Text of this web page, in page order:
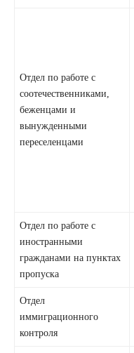
Отдел по работе с
соотечественниками,
беженцами и
вынужденными
переселенцами
Отдел по работе с
иностранными
гражданами на пунктах
пропуска
Отдел
иммиграционного
контроля